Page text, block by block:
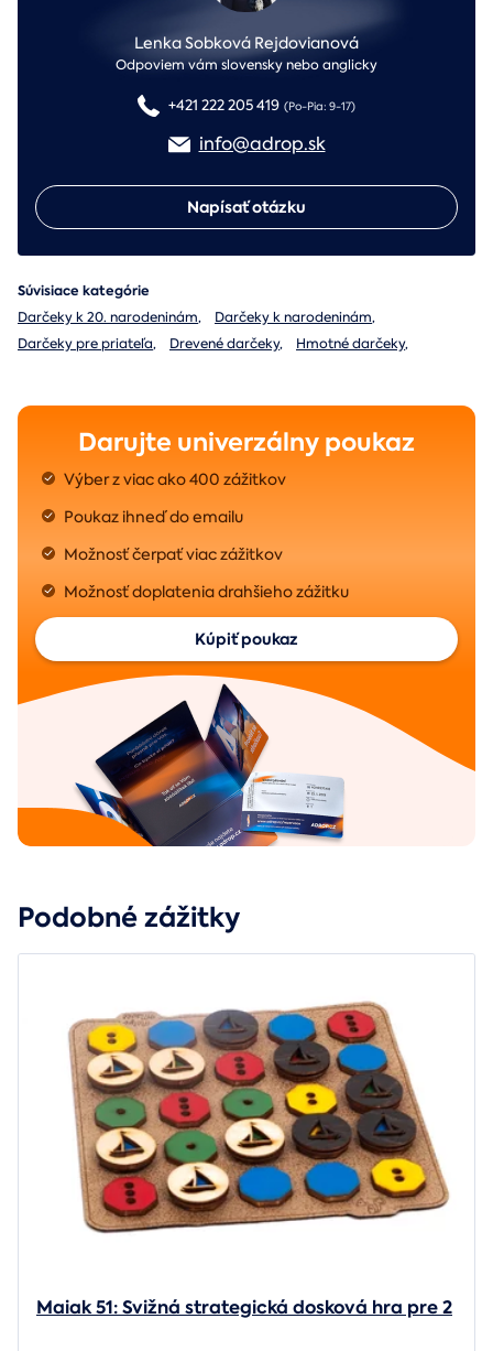
Lenka Sobková Rejdovianová
Odpoviem vám slovensky nebo anglicky
+421 222 205 419 (Po-Pia: 9-17)
info@adrop.sk
Napísať otázku
Súvisiace kategórie
Darčeky k 20. narodeninám, Darčeky k narodeninám,
Darčeky pre priateľa, Drevené darčeky, Hmotné darčeky,
Darujte univerzálny poukaz
Výber z viac ako 400 zážitkov
Poukaz ihneď do emailu
Možnosť čerpať viac zážitkov
Možnosť doplatenia drahšieho zážitku
Kúpiť poukaz
Podobné zážitky
Maiak 51: Svižná strategická dosková hra pre 2